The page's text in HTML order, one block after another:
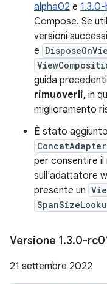
alpha02 e
Compose. Se
versioni
e
guida
rimuoverli, in
miglioramento
È stato
per consentire
sull'adattatore
presente un
Versione 1.3.0-
21 settembre 2022